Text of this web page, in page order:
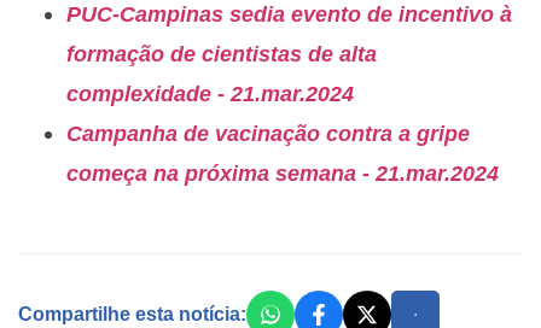
PUC-Campinas sedia evento de incentivo à
formação de cientistas de alta
complexidade - 21.mar.2024
Campanha de vacinação contra a gripe
começa na próxima semana - 21.mar.2024
Compartilhe esta notícia: